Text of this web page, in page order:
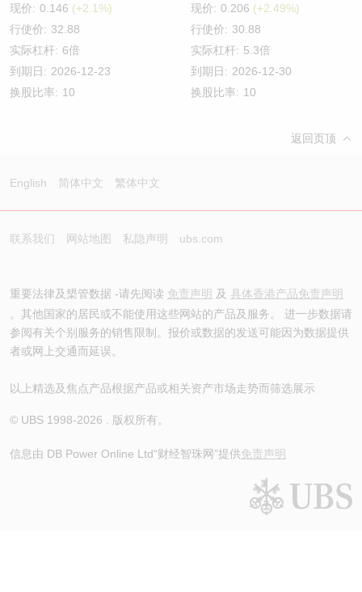
现价: 0.146 (+2.1%)
行使价: 32.88
实际杠杆: 6倍
到期日: 2026-12-23
换股比率: 10
现价: 0.206 (+2.49%)
行使价: 30.88
实际杠杆: 5.3倍
到期日: 2026-12-30
换股比率: 10
返回页顶
English 简体中文 繁体中文
联系我们 网站地图 私隐声明 ubs.com
重要法律及槼管数据 -请先阅读 免责声明 及 具体香港产品免责声明
。其他国家的居民或不能使用这些网站的产品及服务。 进一步数据请
参阅有关个别服务的销售限制。报价或数据的发送可能因为数据提供
者或网上交通而延误。
以上精选及焦点产品根据产品或相关资产市场走势而筛选展示
© UBS 1998-2026 . 版权所有。
信息由 DB Power Online Ltd“财经智珠网”提供免责声明